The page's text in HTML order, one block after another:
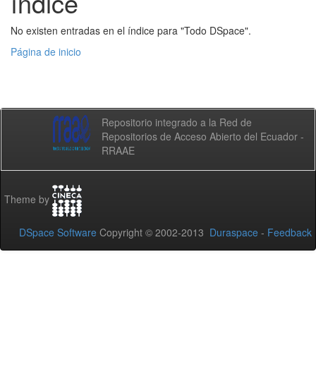
No existen entradas en el índice para "Todo DSpace".
Página de inicio
Repositorio integrado a la Red de
Repositorios de Acceso Abierto del Ecuador -
RRAAE
Theme by
DSpace Software Copyright © 2002-2013 Duraspace - Feedback